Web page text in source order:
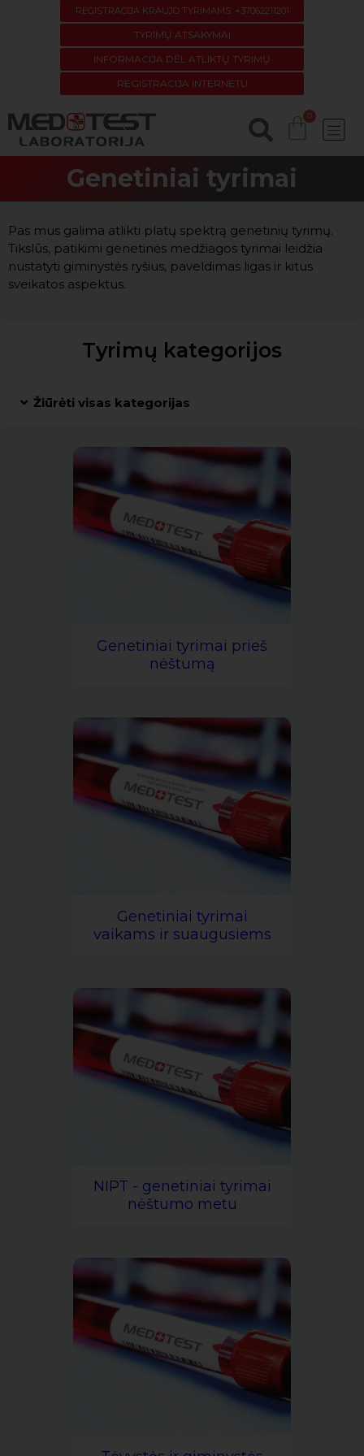
REGISTRACIJA KRAUJO TYRIMAMS: +37062211201
TYRIMŲ ATSAKYMAI
INFORMACIJA DĖL ATLIKTŲ TYRIMŲ
REGISTRACIJA INTERNETU
Genetiniai tyrimai
Pas mus galima atlikti platų spektrą genetinių tyrimų.
Tikslūs, patikimi genetinės medžiagos tyrimai leidžia
nustatyti giminystės ryšius, paveldimas ligas ir kitus
sveikatos aspektus.
Tyrimų kategorijos
Žiūrėti visas kategorijas
Genetiniai tyrimai prieš
nėštumą
Genetiniai tyrimai
vaikams ir suaugusiems
NIPT - genetiniai tyrimai
nėštumo metu